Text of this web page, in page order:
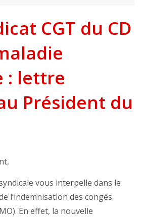
CGT du CD
: lettre
Président du
vous interpelle dans le
l’indemnisation des congés
En effet, la nouvelle